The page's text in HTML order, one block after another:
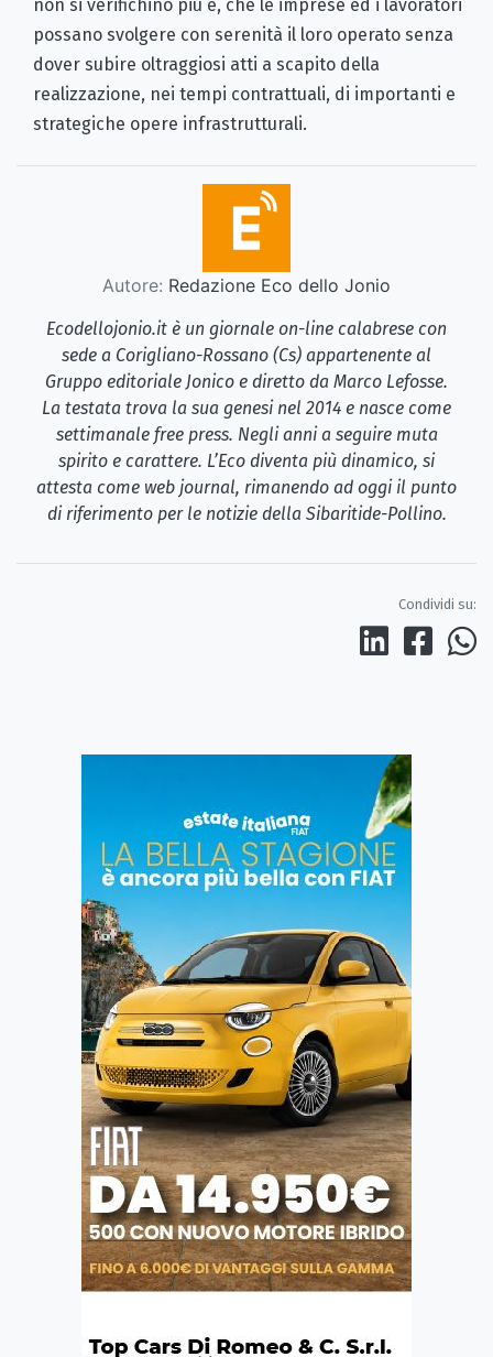
non si verifichino più e, che le imprese ed i lavoratori
possano svolgere con serenità il loro operato senza
dover subire oltraggiosi atti a scapito della
realizzazione, nei tempi contrattuali, di importanti e
strategiche opere infrastrutturali.
Autore: Redazione Eco dello Jonio
Ecodellojonio.it è un giornale on-line calabrese con
sede a Corigliano-Rossano (Cs) appartenente al
Gruppo editoriale Jonico e diretto da Marco Lefosse.
La testata trova la sua genesi nel 2014 e nasce come
settimanale free press. Negli anni a seguire muta
spirito e carattere. L’Eco diventa più dinamico, si
attesta come web journal, rimanendo ad oggi il punto
di riferimento per le notizie della Sibaritide-Pollino.
Condividi su: